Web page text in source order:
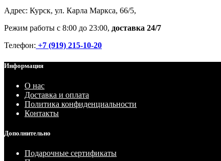
Адрес: Курск, ул. Карла Маркса, 66/5,
Режим работы с 8:00 до 23:00, доставка 24/7
Телефон: +7 (919) 215-10-20
Информация
О нас
Доставка и оплата
Политика конфиденциальности
Контакты
Дополнительно
Подарочные сертификаты